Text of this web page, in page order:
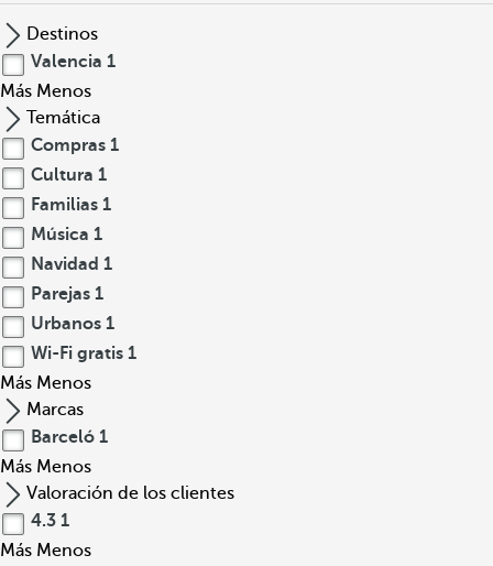
Destinos
Valencia 1
Más Menos
Temática
Compras 1
Cultura 1
Familias 1
Música 1
Navidad 1
Parejas 1
Urbanos 1
Wi-Fi gratis 1
Más Menos
Marcas
Barceló 1
Más Menos
Valoración de los clientes
4.3 1
Más Menos